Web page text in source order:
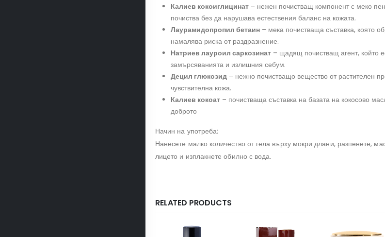
Калиев кокоиглицинат – нежен почистващ компонент с меко
почиства без да нарушава естествения баланс на кожата.
Лаурамидопропил бетаин – мека почистваща съставка, която
намалява риска от раздразнение.
Натриев лауроил саркозинат – щадящ почистващ агент, който
замърсяванията и излишния себум.
Децил глюкозид – нежно почистващо вещество от растителен
чувствителна кожа.
Калиев кокоат – почистваща съставка на базата на кокосово
доброто
Начин на употреба:
Нанесете малко количество от гела върху мокри длани, разпенете,
лицето и изплакнете обилно с вода.
RELATED PRODUCTS